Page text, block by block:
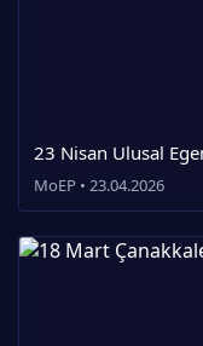
23 Nisan Ulusal
MoEP • 23.04.2026